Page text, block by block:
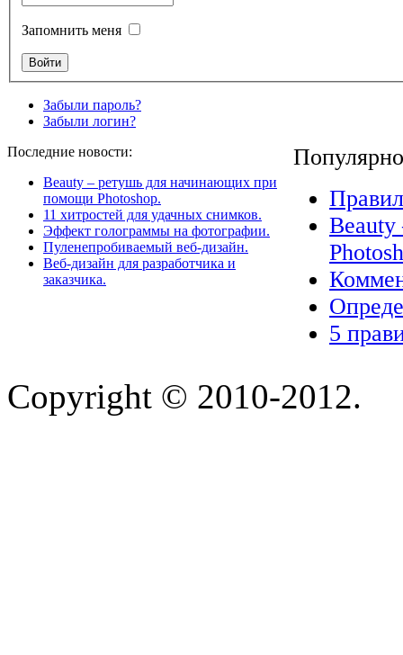
Запомнить меня
Забыли пароль?
Забыли логин?
Последние новости:
Beauty – ретушь для начинающих при
помощи Photoshop.
11 хитростей для удачных снимков.
Эффект голограммы на фотографии.
Пуленепробиваемый веб-дизайн.
Веб-дизайн для разработчика и
заказчика.
5
Copyright © 2010-2012.